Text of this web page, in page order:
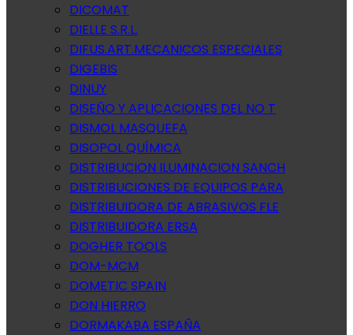
DICOMAT
DIELLE S.R.L.
DIFUS.ART.MECANICOS ESPECIALES
DIGEBIS
DINUY
DISEÑO Y APLICACIONES DEL NO T
DISMOL MASQUEFA
DISOPOL QUÍMICA
DISTRIBUCION ILUMINACION SANCH
DISTRIBUCIONES DE EQUIPOS PARA
DISTRIBUIDORA DE ABRASIVOS FLE
DISTRIBUIDORA ERSA
DOGHER TOOLS
DOM-MCM
DOMETIC SPAIN
DON HIERRO
DORMAKABA ESPAÑA